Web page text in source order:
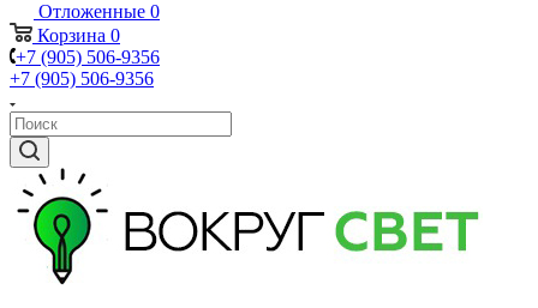
Отложенные 0
Корзина 0
+7 (905) 506-9356
+7 (905) 506-9356